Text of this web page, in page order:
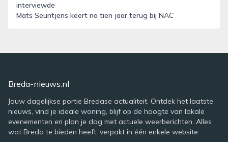
interviewde
Mats Seuntjens keert na tien jaar terug bij NAC
Breda-nieuws.nl
Jouw dagelijkse portie Bredase actualiteit. Ontdek het laatste
nieuws, vind je ideale woning, blijf op de hoogte van lokale
evenementen en plan je dag met actuele weerberichten. Alles
wat Breda te bieden heeft, verpakt in één enkele website.